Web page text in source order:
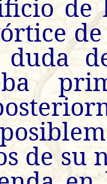
de
de
duda
de su